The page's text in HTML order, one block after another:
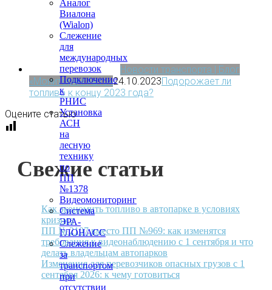
Аналог
Виалона
(Wialon)
Слежение
для
международных
перевозок
Подключение
к
РНИС
Установка
АСН
на
лесную
технику
по
ПП
№1378
Видеомониторинг
Система
ЭРА-
ГЛОНАСС
Слежение
за
транспортом
при
отсутствии
Новости транспорта | Блог
«МониторингАвто»24.10.2023Подорожает ли
топливо к концу 2023 года?
Оцените статью
Свежие статьи
Как экономить топливо в автопарке в условиях
кризиса
ПП № 2107 вместо ПП №969: как изменятся
требования к видеонаблюдению с 1 сентября и что
делать владельцам автопарков
Изменения для перевозчиков опасных грузов с 1
сентября 2026: к чему готовиться